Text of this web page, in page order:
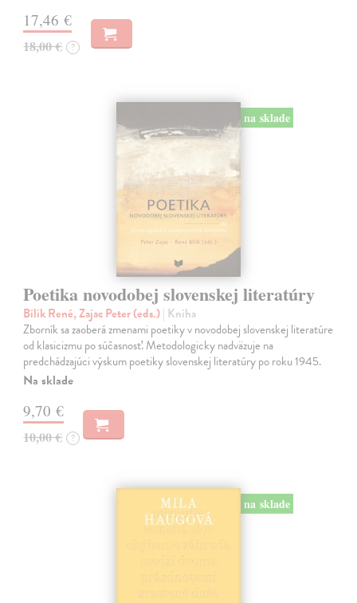
17,46 €
18,00 € ?
na sklade
Poetika novodobej slovenskej literatúry
Bílik René, Zajac Peter (eds.)| Kniha
Zborník sa zaoberá zmenami poetiky v novodobej slovenskej literatúre
od klasicizmu po súčasnosť. Metodologicky nadväzuje na
predchádzajúci výskum poetiky slovenskej literatúry po roku 1945.
Na sklade
9,70 €
10,00 € ?
na sklade